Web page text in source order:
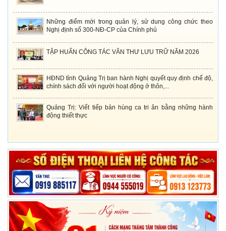
Những điểm mới trong quản lý, sử dung công chức theo
Nghị định số 300-NĐ-CP của Chính phủ
TẬP HUẤN CÔNG TÁC VĂN THƯ LƯU TRỮ NĂM 2026
HĐND tỉnh Quảng Trị ban hành Nghị quyết quy định chế độ,
chính sách đối với người hoạt động ở thôn,...
Quảng Trị: Viết tiếp bản hùng ca tri ân bằng những hành
động thiết thực